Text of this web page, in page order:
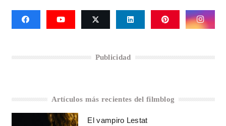
Publicidad
Artículos más recientes del filmblog
El vampiro Lestat